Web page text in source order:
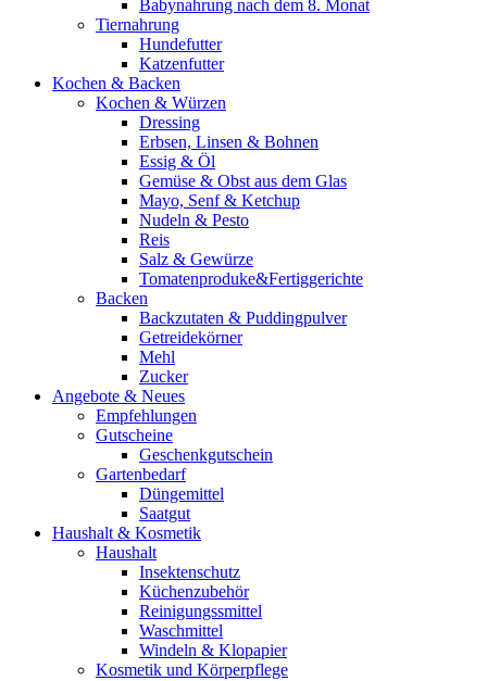
Babynahrung nach dem 8. Monat
Tiernahrung
Hundefutter
Katzenfutter
Kochen & Backen
Kochen & Würzen
Dressing
Erbsen, Linsen & Bohnen
Essig & Öl
Gemüse & Obst aus dem Glas
Mayo, Senf & Ketchup
Nudeln & Pesto
Reis
Salz & Gewürze
Tomatenproduke&Fertiggerichte
Backen
Backzutaten & Puddingpulver
Getreidekörner
Mehl
Zucker
Angebote & Neues
Empfehlungen
Gutscheine
Geschenkgutschein
Gartenbedarf
Düngemittel
Saatgut
Haushalt & Kosmetik
Haushalt
Insektenschutz
Küchenzubehör
Reinigungssmittel
Waschmittel
Windeln & Klopapier
Kosmetik und Körperpflege